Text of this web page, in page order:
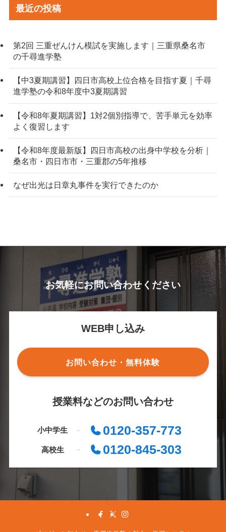
最近の投稿
第2回 三重ぜんけん模試を実施します｜三重県桑名市
の千尋進学塾
【中3夏期講習】四日市高校上位合格を目指す夏｜千尋
進学塾の令和8年度中3夏期講習
【令和8年夏期講習】1対2個別指導で、苦手単元を効率
よく復習します
【令和8年度最新版】四日市高校の出身中学校を分析｜
桑名市・四日市市・三重郡の5年推移
なぜ出光は日章丸事件を実行できたのか
お気軽にお問い合わせください
WEB申し込み
お問い合わせ・無料体験
授業料などのお問い合わせ
小中学生 0120-357-773
高校生 0120-845-303